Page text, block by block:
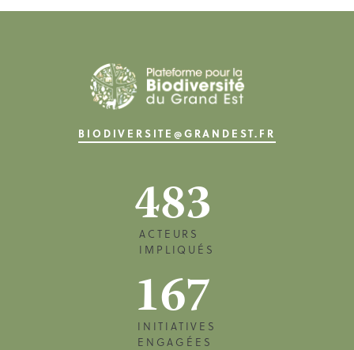
BIODIVERSITE@GRANDEST.FR
483
ACTEURS
IMPLIQUÉS
167
INITIATIVES
ENGAGÉES